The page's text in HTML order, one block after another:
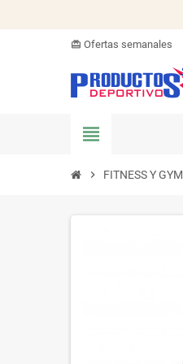
card_giftcard Ofertas semanales
view_headline
chevron_right FITNESS Y GYM